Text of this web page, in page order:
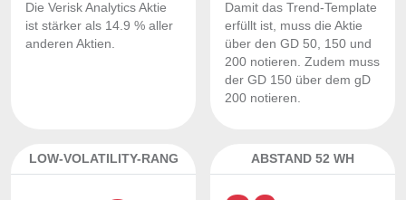
Die Verisk Analytics Aktie
ist stärker als 14.9 % aller
anderen Aktien.
Damit das Trend-Template
erfüllt ist, muss die Aktie
über den GD 50, 150 und
200 notieren. Zudem muss
der GD 150 über dem gD
200 notieren.
LOW-VOLATILITY-RANG ABSTAND 52 WH